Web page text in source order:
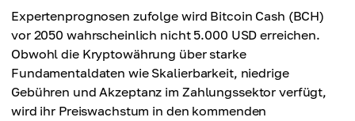
Expertenprognosen zufolge wird Bitcoin Cash (BCH)
vor 2050 wahrscheinlich nicht 5.000 USD erreichen.
Obwohl die Kryptowährung über starke
Fundamentaldaten wie Skalierbarkeit, niedrige
Gebühren und Akzeptanz im Zahlungssektor verfügt,
wird ihr Preiswachstum in den kommenden